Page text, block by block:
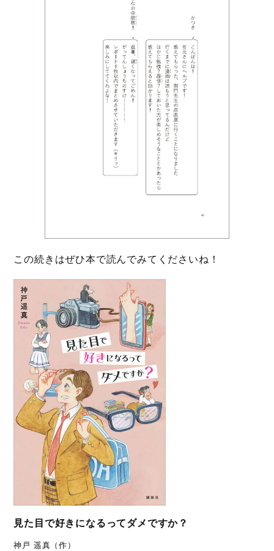
この続きはぜひ本で読んでみてくださいね！
見た目で好きになるってダメですか？
神戸 遥真（作）